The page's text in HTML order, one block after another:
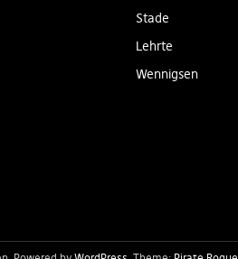
Stade
Lehrte
Wennigsen